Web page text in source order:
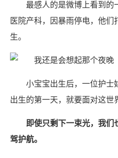
最感人的是微博上看到的
医院产科，因暴雨停电，他
生。
小宝宝出生后，一位护士
出生的第一天，就要面对这世
即使只剩下一束光，我
驾护航。